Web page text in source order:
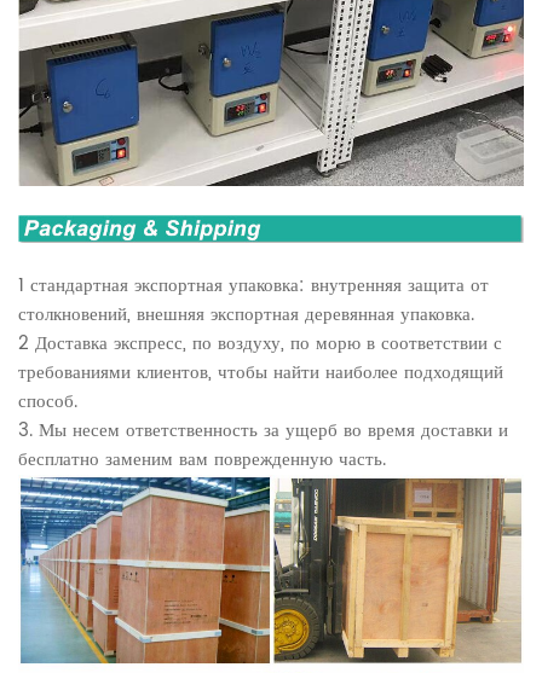
1 стандартная экспортная упаковка: внутренняя защита от
столкновений, внешняя экспортная деревянная упаковка.
2 Доставка экспресс, по воздуху, по морю в соответствии с
требованиями клиентов, чтобы найти наиболее подходящий
способ.
3. Мы несем ответственность за ущерб во время доставки и
бесплатно заменим вам поврежденную часть.